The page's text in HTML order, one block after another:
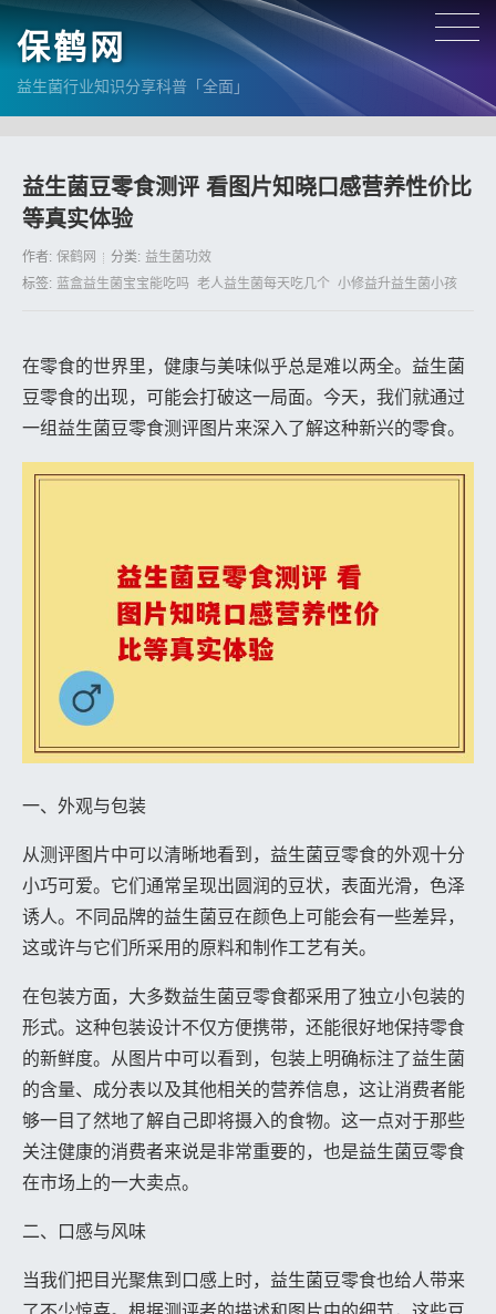
保鹤网
益生菌行业知识分享科普「全面」
益生菌豆零食测评 看图片知晓口感营养性价比
等真实体验
作者: 保鹤网 分类: 益生菌功效
标签: 蓝盒益生菌宝宝能吃吗 老人益生菌每天吃几个 小修益升益生菌小孩
在零食的世界里，健康与美味似乎总是难以两全。益生菌
豆零食的出现，可能会打破这一局面。今天，我们就通过
一组益生菌豆零食测评图片来深入了解这种新兴的零食。
一、外观与包装
从测评图片中可以清晰地看到，益生菌豆零食的外观十分
小巧可爱。它们通常呈现出圆润的豆状，表面光滑，色泽
诱人。不同品牌的益生菌豆在颜色上可能会有一些差异，
这或许与它们所采用的原料和制作工艺有关。
在包装方面，大多数益生菌豆零食都采用了独立小包装的
形式。这种包装设计不仅方便携带，还能很好地保持零食
的新鲜度。从图片中可以看到，包装上明确标注了益生菌
的含量、成分表以及其他相关的营养信息，这让消费者能
够一目了然地了解自己即将摄入的食物。这一点对于那些
关注健康的消费者来说是非常重要的，也是益生菌豆零食
在市场上的一大卖点。
二、口感与风味
当我们把目光聚焦到口感上时，益生菌豆零食也给人带来